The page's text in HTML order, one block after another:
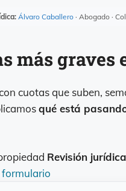
Álvaro Caballero · Abogado ·
más graves
cuotas que suben,
qué está
Revisión
formulario